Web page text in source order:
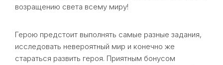
возращению света всему миру!
Герою предстоит выполнять самые разные задания,
исследовать невероятный мир и конечно же
стараться развить героя. Приятным бонусом